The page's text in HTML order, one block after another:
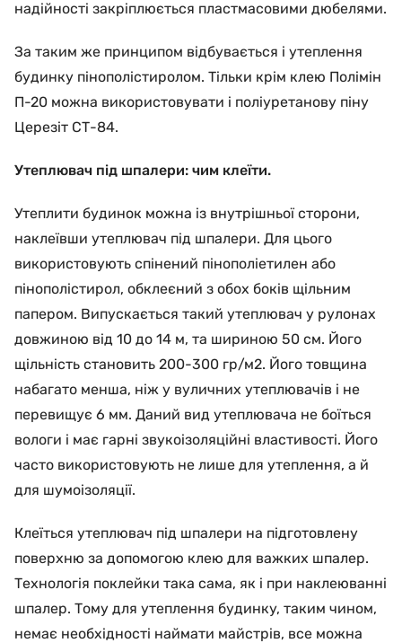
надійності закріплюється пластмасовими дюбелями.
За таким же принципом відбувається і утеплення
будинку пінополістиролом. Тільки крім клею Полімін
П-20 можна використовувати і поліуретанову піну
Церезіт СТ-84.
Утеплювач під шпалери: чим клеїти.
Утеплити будинок можна із внутрішньої сторони,
наклеївши утеплювач під шпалери. Для цього
використовують спінений пінополіетилен або
пінополістирол, обклеєний з обох боків щільним
папером. Випускається такий утеплювач у рулонах
довжиною від 10 до 14 м, та шириною 50 см. Його
щільність становить 200-300 гр/м2. Його товщина
набагато менша, ніж у вуличних утеплювачів і не
перевищує 6 мм. Даний вид утеплювача не боїться
вологи і має гарні звукоізоляційні властивості. Його
часто використовують не лише для утеплення, а й
для шумоізоляції.
Клеїться утеплювач під шпалери на підготовлену
поверхню за допомогою клею для важких шпалер.
Технологія поклейки така сама, як і при наклеюванні
шпалер. Тому для утеплення будинку, таким чином,
немає необхідності наймати майстрів, все можна